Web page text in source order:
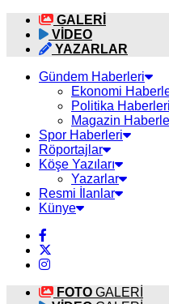
GALERİ
VİDEO
YAZARLAR
Gündem Haberleri
Ekonomi
Politika Haberleri
Magazin
Spor Haberleri
Röportajlar
Köşe Yazıları
Yazarlar
Resmi İlanlar
Künye
FOTO GALERİ